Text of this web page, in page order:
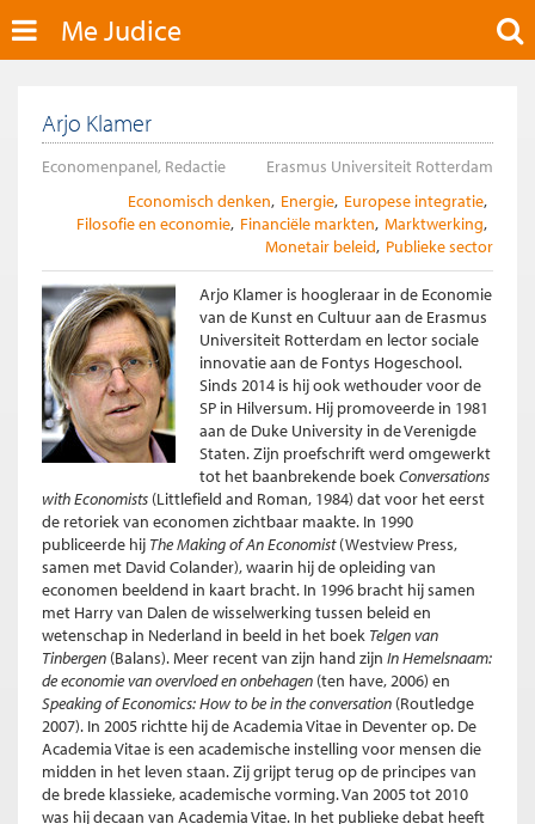
Me Judice
Arjo Klamer
Economenpanel, Redactie
Erasmus Universiteit Rotterdam
Economisch denken Energie Europese integratie
Filosofie en economie Financiële markten Marktwerking
Monetair beleid Publieke sector
Arjo Klamer is hoogleraar in de Economie
van de Kunst en Cultuur aan de Erasmus
Universiteit Rotterdam en lector sociale
innovatie aan de Fontys Hogeschool.
Sinds 2014 is hij ook wethouder voor de
SP in Hilversum. Hij promoveerde in 1981
aan de Duke University in de Verenigde
Staten. Zijn proefschrift werd omgewerkt
tot het baanbrekende boekConversations
with Economists (Littlefield and Roman, 1984) dat voor het eerst
de retoriek van economen zichtbaar maakte. In 1990
publiceerde hij The Making of An Economist(Westview Press,
samen met David Colander), waarin hij de opleiding van
economen beeldend in kaart bracht. In 1996 bracht hij samen
met Harry van Dalen de wisselwerking tussen beleid en
wetenschap in Nederland in beeld in het boek Telgen van
Tinbergen (Balans). Meer recent van zijn hand zijn In Hemelsnaam:
de economie van overvloed en onbehagen (ten have, 2006) en
Speaking of Economics: How to be in the conversation (Routledge
2007). In 2005 richtte hij de Academia Vitae in Deventer op. De
Academia Vitae is een academische instelling voor mensen die
midden in het leven staan. Zij grijpt terug op de principes van
de brede klassieke, academische vorming. Van 2005 tot 2010
was hij decaan van Academia Vitae. In het publieke debat heeft